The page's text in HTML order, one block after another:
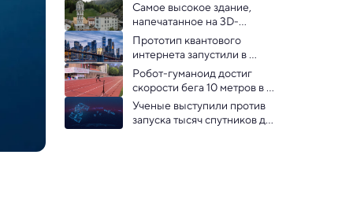
Самое высокое здание,
напечатанное на 3D-
принтере, достигло 30
метров
Прототип квантового
интернета запустили в
городской сети Нью-Йорка
Робот-гуманоид достиг
скорости бега 10 метров в
секунду: видео
Ученые выступили против
запуска тысяч спутников для